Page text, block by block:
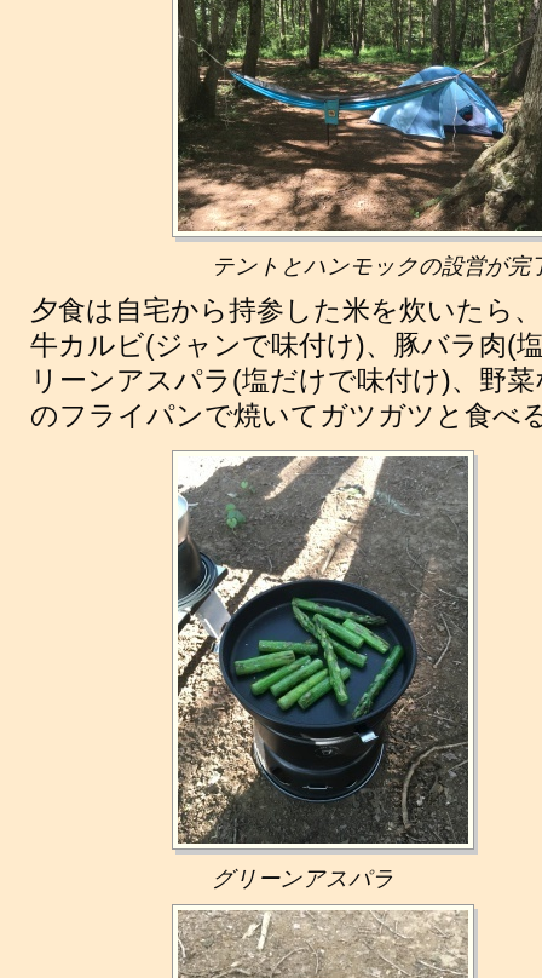
テントとハンモックの設営が完
夕食は自宅から持参した米を炊いたら
牛カルビ(ジャンで味付け)、豚バラ肉(
リーンアスパラ(塩だけで味付け)、野
のフライパンで焼いてガツガツと食べ
グリーンアスパラ